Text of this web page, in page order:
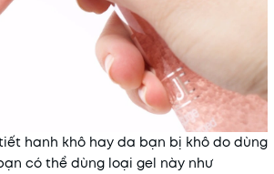
hanh khô hay da bạn bị khô do dùng
có thể dùng loại gel này như